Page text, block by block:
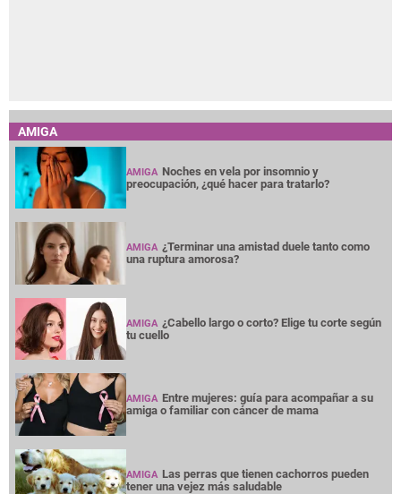
AMIGA
AMIGA Noches en vela por insomnio y
preocupación, ¿qué hacer para tratarlo?
AMIGA ¿Terminar una amistad duele tanto como
una ruptura amorosa?
AMIGA ¿Cabello largo o corto? Elige tu corte según
tu cuello
AMIGA Entre mujeres: guía para acompañar a su
amiga o familiar con cáncer de mama
AMIGA Las perras que tienen cachorros pueden
tener una vejez más saludable